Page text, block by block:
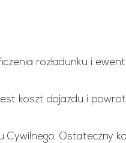
rozładunku i
koszt dojazdu i
Ostateczny